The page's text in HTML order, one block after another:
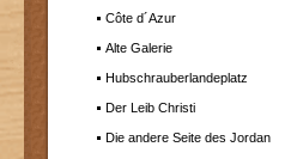
Côte d´Azur
Alte Galerie
Hubschrauberlandeplatz
Der Leib Christi
Die andere Seite des Jordan